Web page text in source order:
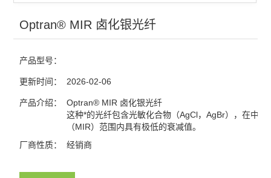
Optran® MIR 卤化银光纤
产品型号：
更新时间： 2026-02-06
产品介绍：
Optran® MIR 卤化银光纤
这种*的光纤包含光敏化合物（AgCl，AgBr），在中红
（MIR）范围内具有极低的衰减值。
厂商性质：
经销商